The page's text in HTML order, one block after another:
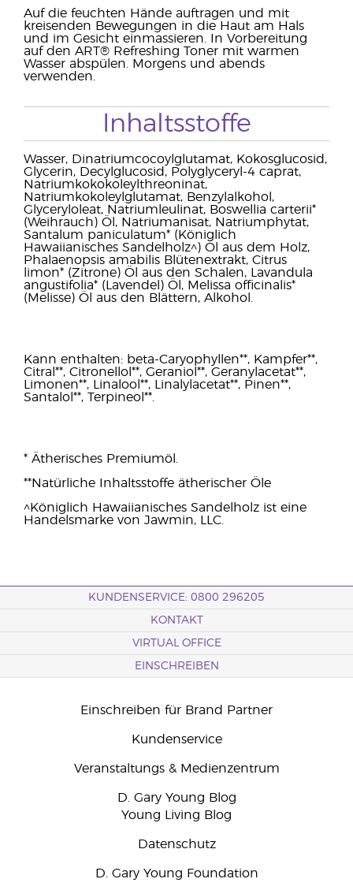
Auf die feuchten Hände auftragen und mit
kreisenden Bewegungen in die Haut am Hals
und im Gesicht einmassieren. In Vorbereitung
auf den ART® Refreshing Toner mit warmen
Wasser abspülen. Morgens und abends
verwenden.
Inhaltsstoffe
Wasser, Dinatriumcocoylglutamat, Kokosglucosid,
Glycerin, Decylglucosid, Polyglyceryl-4 caprat,
Natriumkokokoleylthreoninat,
Natriumkokoleylglutamat, Benzylalkohol,
Glyceryloleat, Natriumleulinat, Boswellia carterii*
(Weihrauch) Öl, Natriumanisat, Natriumphytat,
Santalum paniculatum* (Königlich
Hawaiianisches Sandelholz^) Öl aus dem Holz,
Phalaenopsis amabilis Blütenextrakt, Citrus
limon* (Zitrone) Öl aus den Schalen, Lavandula
angustifolia* (Lavendel) Öl, Melissa officinalis*
(Melisse) Öl aus den Blättern, Alkohol.
Kann enthalten: beta-Caryophyllen**, Kampfer**,
Citral**, Citronellol**, Geraniol**, Geranylacetat**,
Limonen**, Linalool**, Linalylacetat**, Pinen**,
Santalol**, Terpineol**.
* Ätherisches Premiumöl.
**Natürliche Inhaltsstoffe ätherischer Öle
^Königlich Hawaiianisches Sandelholz ist eine
Handelsmarke von Jawmin, LLC.
KUNDENSERVICE: 0800 296205
KONTAKT
VIRTUAL OFFICE
EINSCHREIBEN
Einschreiben für Brand Partner
Kundenservice
Veranstaltungs & Medienzentrum
D. Gary Young Blog
Young Living Blog
Datenschutz
D. Gary Young Foundation